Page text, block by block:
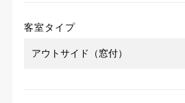
客室タイプ